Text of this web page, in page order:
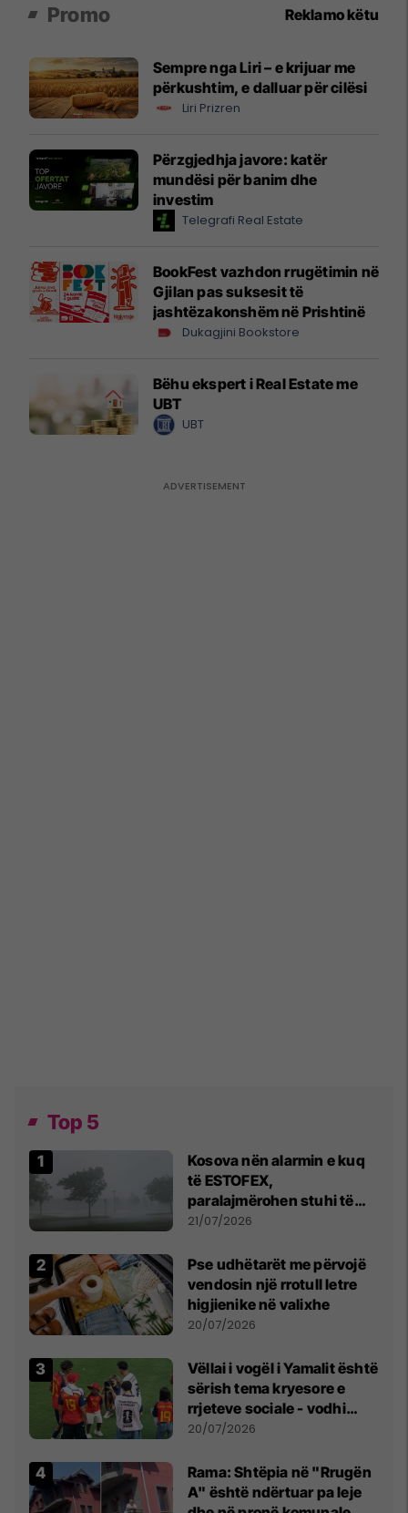
Promo Reklamo këtu
Sempre nga Liri – e krijuar me
përkushtim, e dalluar për cilësi
Liri Prizren
Përzgjedhja javore: katër
mundësi për banim dhe
investim
Telegrafi Real Estate
BookFest vazhdon rrugëtimin në
Gjilan pas suksesit të
jashtëzakonshëm në Prishtinë
Dukagjini Bookstore
Bëhu ekspert i Real Estate me
UBT
UBT
Top 5
Kosova nën alarmin e kuq
të ESTOFEX,
paralajmërohen stuhi të
fuqishme me breshër dhe
21/07/2026
Pse udhëtarët me përvojë
vendosin një rrotull letre
higjienike në valixhe
20/07/2026
Vëllai i vogël i Yamalit është
sërish tema kryesore e
rrjeteve sociale - vodhi
vëmendjen pas finales së
20/07/2026
Rama: Shtëpia në "Rrugën
A" është ndërtuar pa leje